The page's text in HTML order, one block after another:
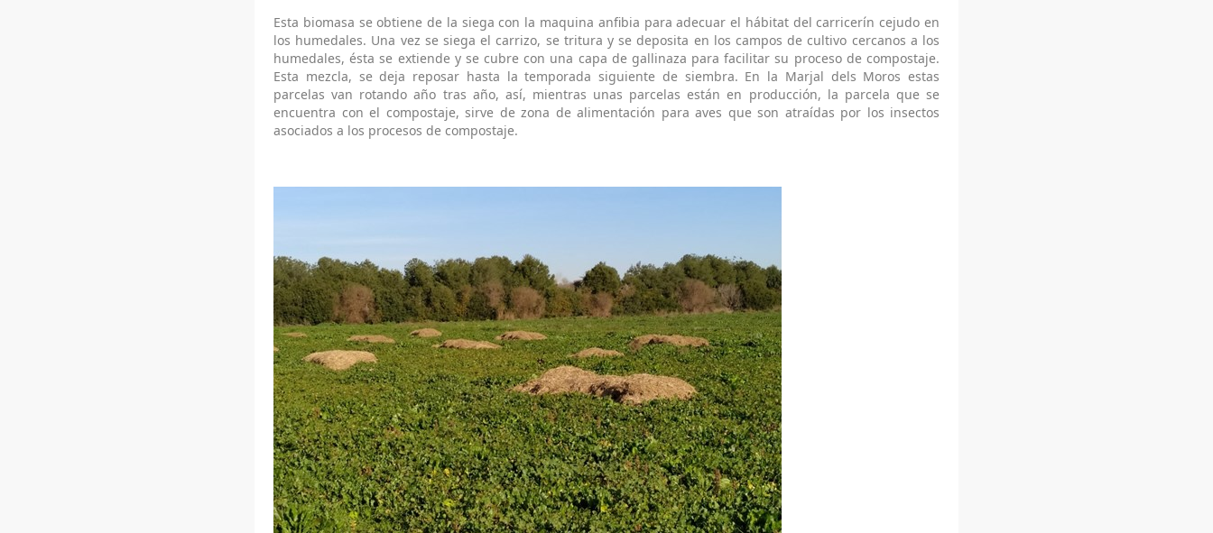
Esta biomasa se obtiene de la siega con la maquina anfibia para adecuar el hábitat del carricerín cejudo en
los humedales. Una vez se siega el carrizo, se tritura y se deposita en los campos de cultivo cercanos a los
humedales, ésta se extiende y se cubre con una capa de gallinaza para facilitar su proceso de compostaje.
Esta mezcla, se deja reposar hasta la temporada siguiente de siembra. En la Marjal dels Moros estas
parcelas van rotando año tras año, así, mientras unas parcelas están en producción, la parcela que se
encuentra con el compostaje, sirve de zona de alimentación para aves que son atraídas por los insectos
asociados a los procesos de compostaje.